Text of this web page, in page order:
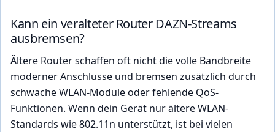
Kann ein veralteter Router DAZN-Streams
ausbremsen?
Ältere Router schaffen oft nicht die volle Bandbreite
moderner Anschlüsse und bremsen zusätzlich durch
schwache WLAN-Module oder fehlende QoS-
Funktionen. Wenn dein Gerät nur ältere WLAN-
Standards wie 802.11n unterstützt, ist bei vielen